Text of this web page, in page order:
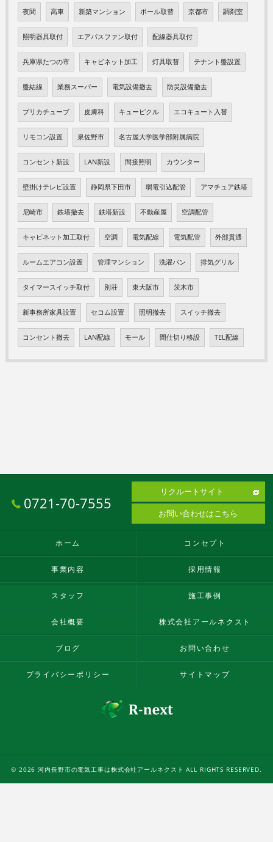
夜間 高車 新築マンション ポール取替 京都市 調剤室
照明器具取付 エアパスファン取付 配線器具取付
兵庫県たつの市 キャビネット加工 灯具取替 テナント盤設置
盤結線 業務スーパー 電気設備撤去 防災設備撤去
プリカチューブ 皮膚科 キューピクル エコキュート入替
リモコン設置 泉佐野市 名古屋大学医学部附属病院
コンセント新設 LAN新設 間接照明 カウンター
壁掛けテレビ設置 静岡県下田市 弱電引込配管 アマチュア鉄塔
尼崎市 鉄塔撤去 鉄塔新設 不動産屋 空調配管
キャビネット加工取付 空調 電気配線 電気配管 外部貫通
ルームエアコン設置 管理マンション 洗濯パン 排気グリル
タイマースイッチ取付 別荘 東大阪市 茨木市
新事務所家具設置 セコム設置 照明撤去 スイッチ撤去
コンセント撤去 LAN配線 モール 間仕切り移設 TEL配線
0721-70-7555
リクルートサイト
お問い合わせはこちら
ホーム コンセプト
事業内容 採用情報
スタッフ 施工事例
会社概要 株式会社アールネクスト
ブログ お問い合わせ
プライバシーポリシー サイトマップ
© 2026 河内長野市の電気工事は株式会社アールネクスト ALL RIGHTS RESERVED.